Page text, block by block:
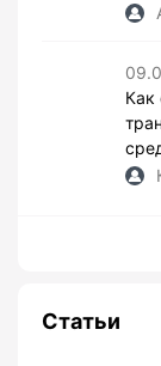
Как
Статьи